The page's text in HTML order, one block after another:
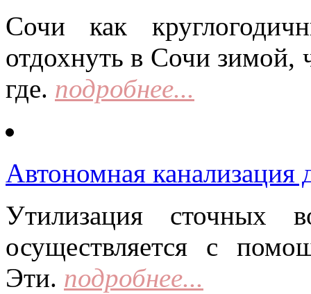
Сочи как
отдохнуть в Сочи зимой,
где. подробнее...
Автономная канализация
Утилизация сточных
осуществляется с
Эти. подробнее...